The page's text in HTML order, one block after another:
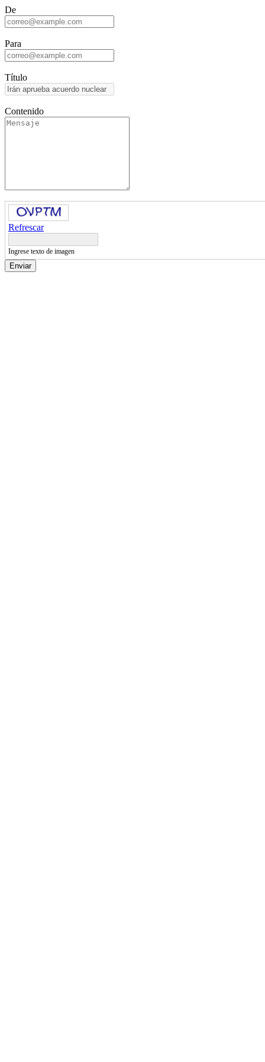
De
Para
Título
Contenido
Refrescar
Ingrese texto de imagen